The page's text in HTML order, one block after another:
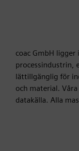
coac GmbH
processindustrin,
lättillgänglig för
och material.
datakälla. Alla